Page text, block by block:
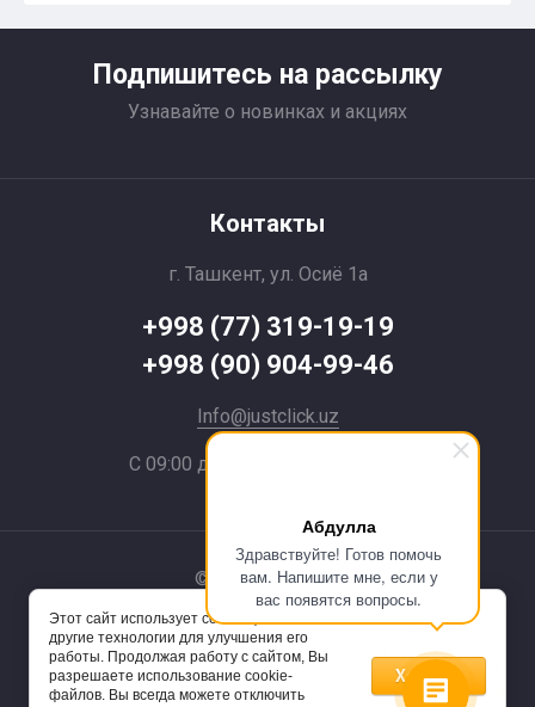
Абдулла
Здравствуйте! Готов помочь
вам. Напишите мне, если у
вас появятся вопросы.
Подпишитесь на рассылку
Узнавайте о новинках и акциях
Контакты
г. Ташкент, ул. Осиё 1a
+998 (77) 319-19-19
+998 (90) 904-99-46
Info@justclick.uz
С 09:00 до 21:00 без выходных
© 2024 JustClick
Powered by
Этот сайт использует cookie-файлы и
другие технологии для улучшения его
работы. Продолжая работу с сайтом, Вы
разрешаете использование cookie-
файлов. Вы всегда можете отключить
Хорошо